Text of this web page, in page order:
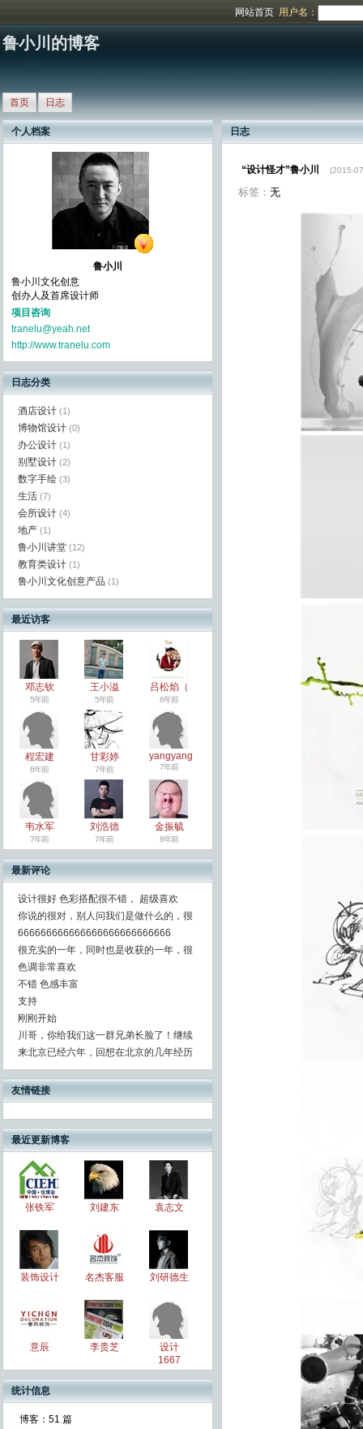
网站首页 用户名：
鲁小川的博客
首页 日志
个人档案
鲁小川
鲁小川文化创意
创办人及首席设计师
项目咨询
tranelu@yeah.net
http://www.tranelu.com
日志分类
酒店设计 (1)
博物馆设计 (0)
办公设计 (1)
别墅设计 (2)
数字手绘 (3)
生活 (7)
会所设计 (4)
地产 (1)
鲁小川讲堂 (12)
教育类设计 (1)
鲁小川文化创意产品 (1)
最近访客
邓志钦
5年前
王小溢
5年前
吕松焰（
6年前
程宏建
6年前
甘彩婷
7年前
yangyang
7年前
韦水军
7年前
刘浩德
7年前
金振毓
8年前
最新评论
设计很好 色彩搭配很不错， 超级喜欢
你说的很对，别人问我们是做什么的，很
666666666666666666666666666
很充实的一年，同时也是收获的一年，很
色调非常喜欢
不错 色感丰富
支持
刚刚开始
川哥，你给我们这一群兄弟长脸了！继续
来北京已经六年，回想在北京的几年经历
友情链接
最近更新博客
张铁军 刘建东 袁志文
装饰设计 名杰客服 刘研德生
意辰 李贵芝
设计
1667
统计信息
博客： 51 篇
日志
“设计怪才”鲁小川 (2015-
标签： 无